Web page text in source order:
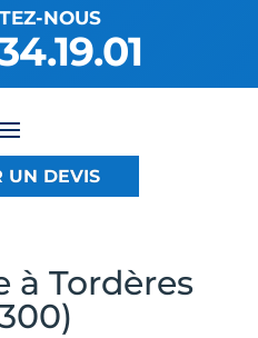
NOUS
UN DEVIS
à Tordères